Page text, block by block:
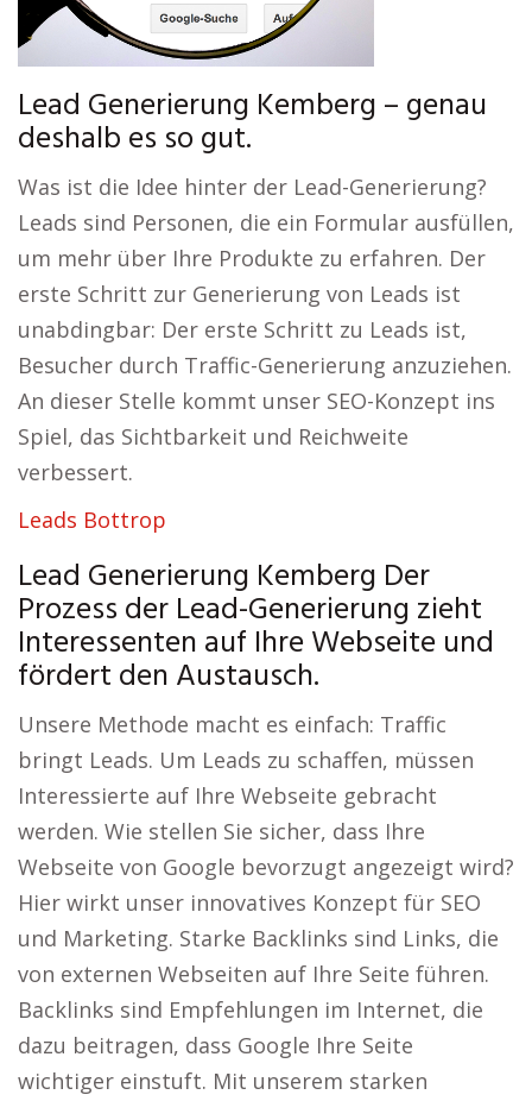
Lead Generierung Kemberg – genau
deshalb es so gut.
Was ist die Idee hinter der Lead-Generierung?
Leads sind Personen, die ein Formular ausfüllen,
um mehr über Ihre Produkte zu erfahren. Der
erste Schritt zur Generierung von Leads ist
unabdingbar: Der erste Schritt zu Leads ist,
Besucher durch Traffic-Generierung anzuziehen.
An dieser Stelle kommt unser SEO-Konzept ins
Spiel, das Sichtbarkeit und Reichweite
verbessert.
Leads Bottrop
Lead Generierung Kemberg Der
Prozess der Lead-Generierung zieht
Interessenten auf Ihre Webseite und
fördert den Austausch.
Unsere Methode macht es einfach: Traffic
bringt Leads. Um Leads zu schaffen, müssen
Interessierte auf Ihre Webseite gebracht
werden. Wie stellen Sie sicher, dass Ihre
Webseite von Google bevorzugt angezeigt wird?
Hier wirkt unser innovatives Konzept für SEO
und Marketing. Starke Backlinks sind Links, die
von externen Webseiten auf Ihre Seite führen.
Backlinks sind Empfehlungen im Internet, die
dazu beitragen, dass Google Ihre Seite
wichtiger einstuft. Mit unserem starken